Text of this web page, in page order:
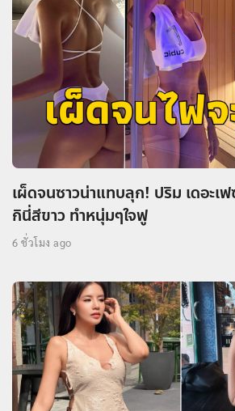
เผ็ดจนซาวน่าแทบลุก! ปริม เดอะเ
กินี่สีขาว ทำหนุ่มๆใจฟู
6 ชั่วโมง ago